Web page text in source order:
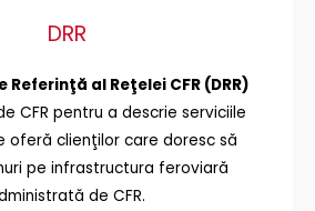
DRR
Referinţă al Reţelei CFR (DRR)
CFR pentru a descrie serviciile
oferă clienţilor care doresc să
pe infrastructura feroviară
de CFR.